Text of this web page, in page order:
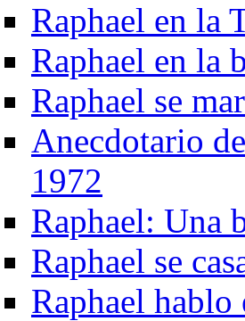
Raphael en la
Raphael en la
Raphael se
Anecdotario
1972
Raphael: Una
Raphael se
Raphael